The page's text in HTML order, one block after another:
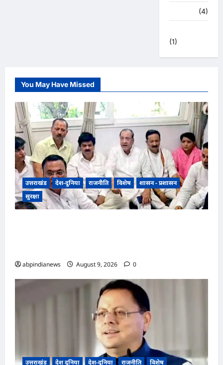
(4)
(1)
You May Have Missed
उत्तराखंड देश-दुनिया राजनीति विशेष
शासन - प्रशासन
सुरक्षा
abpindianews August 9, 2026 0
उत्तराखंड देश दुनिया देश-दुनिया राजनीति
विशेष